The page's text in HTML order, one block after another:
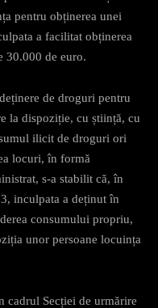
pentru obținerea unei
a facilitat obținerea
de 30.000 de euro.
de droguri pentru
la dispoziție, cu știință, cu
ilicit de droguri ori
locuri, în formă
s-a stabilit că, în
inculpata a deținut în
consumului propriu,
unor persoane locuința
cadrul Secției de urmărire